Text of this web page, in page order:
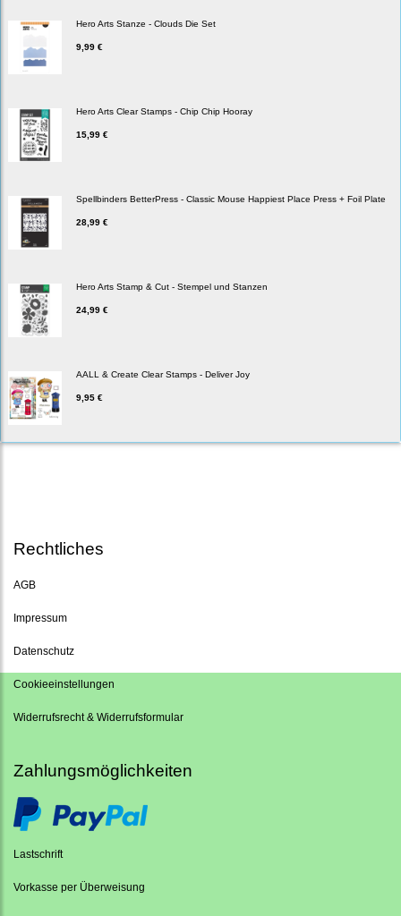
Hero Arts Stanze - Clouds Die Set
9,99 €
Hero Arts Clear Stamps - Chip Chip Hooray
15,99 €
Spellbinders BetterPress - Classic Mouse Happiest Place Press + Foil Plate
28,99 €
Hero Arts Stamp & Cut - Stempel und Stanzen
24,99 €
AALL & Create Clear Stamps - Deliver Joy
9,95 €
Rechtliches
AGB
Impressum
Datenschutz
Cookieeinstellungen
Widerrufsrecht & Widerrufsformular
Zahlungsmöglichkeiten
Lastschrift
Vorkasse per Überweisung